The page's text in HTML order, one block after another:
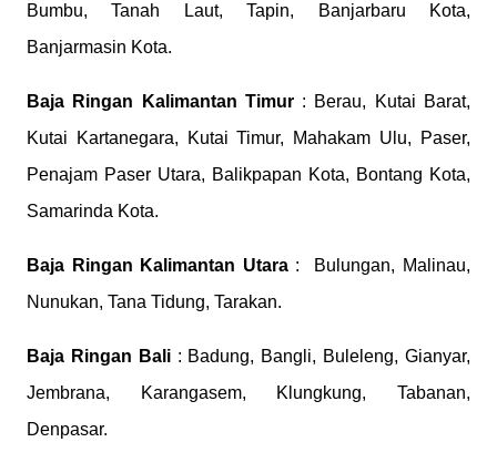
Bumbu, Tanah Laut, Tapin, Banjarbaru Kota,
Banjarmasin Kota.
Baja Ringan Kalimantan Timur: Berau, Kutai Barat,
Kutai Kartanegara, Kutai Timur, Mahakam Ulu, Paser,
Penajam Paser Utara, Balikpapan Kota, Bontang Kota,
Samarinda Kota.
Baja Ringan Kalimantan Utara: Bulungan, Malinau,
Nunukan, Tana Tidung, Tarakan.
Baja Ringan Bali : Badung, Bangli, Buleleng, Gianyar,
Jembrana, Karangasem, Klungkung, Tabanan,
Denpasar.